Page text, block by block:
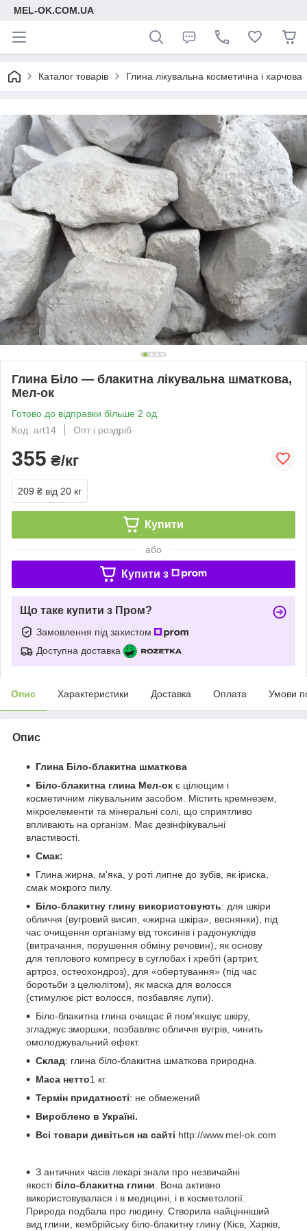
MEL-OK.COM.UA
Каталог товарів Глина лікувальна косметична і харчова
Глина Біло — блакитна лікувальна шматкова,
Мел-ок
Готово до відправки більше 2 од.
Код: art14
Опт і роздріб
355 ₴/кг
209 ₴ від 20 кг
Купити
або
Купити з
Що таке купити з Пром?
Замовлення під захистом
Доступна доставка
Опис Характеристики Доставка Оплата Умови
Опис
Глина Біло-блакитна шматкова
Біло-блакитна глина Мел-ок є цілющим і
косметичним лікувальним засобом. Містить кремнезем,
мікроелементи та мінеральні солі, що сприятливо
впливають на організм. Має дезінфікувальні
властивості.
Смак:
Глина жирна, м'яка, у роті липне до зубів, як іриска,
смак мокрого пилу.
Біло-блакитну глину використовують: для шкіри
обличчя (вугровий висип, «жирна шкіра», веснянки), під
час очищення організму від токсинів і радіонуклідів
(витрачання, порушення обміну речовин), як основу
для теплового компресу в суглобах і хребті (артрит,
артроз, остеохондроз), для «обертування» (під час
боротьби з целюлітом), як маска для волосся
(стимулює ріст волосся, позбавляє лупи).
Біло-блакитна глина очищає й пом'якшує шкіру,
згладжує зморшки, позбавляє обличчя вугрів, чинить
омолоджувальний ефект.
Склад: глина біло-блакитна шматкова природна.
Маса нетто1 кг.
Термін придатності: не обмежений
Вироблено в Україні.
Всі товари дивіться на сайті http://www.mel-ok.com
З античних часів лекарі знали про незвичайні
якості біло-блакитна глини . Вона активно
використовувалася і в медицині, і в косметології.
Природа подбала про людину. Створила найцінніший
вид глини, кембрійську біло-блакитну глину (Кієв, Харків,